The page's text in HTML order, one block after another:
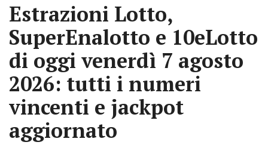
Estrazioni Lotto,
SuperEnalotto e 10eLotto
di oggi venerdì 7 agosto
2026: tutti i numeri
vincenti e jackpot
aggiornato